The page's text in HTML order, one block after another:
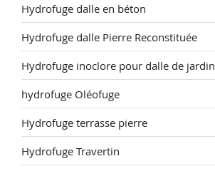
Hydrofuge dalle en béton
Hydrofuge dalle Pierre Reconstituée
Hydrofuge inoclore pour dalle de jardin
hydrofuge Oléofuge
Hydrofuge terrasse pierre
Hydrofuge Travertin